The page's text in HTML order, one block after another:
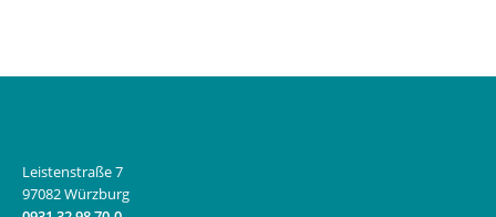
Leistenstraße 7
97082 Würzburg